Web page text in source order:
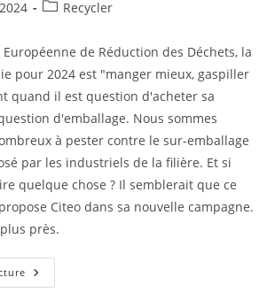
PostRecycler
de Réduction des Déchets, la
pour 2024 est "manger mieux, gaspiller
quand il est question d'acheter sa
d'emballage. Nous sommes
à pester contre le sur-emballage
par les industriels de la filière. Et si
quelque chose ? Il semblerait que ce
Citeo dans sa nouvelle campagne.
près.
R
Comme